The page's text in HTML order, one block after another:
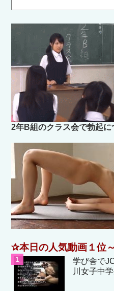
索:
2年B組のクラス会で勃起
✰本日の人気動画１位
学び舎で
川女子中